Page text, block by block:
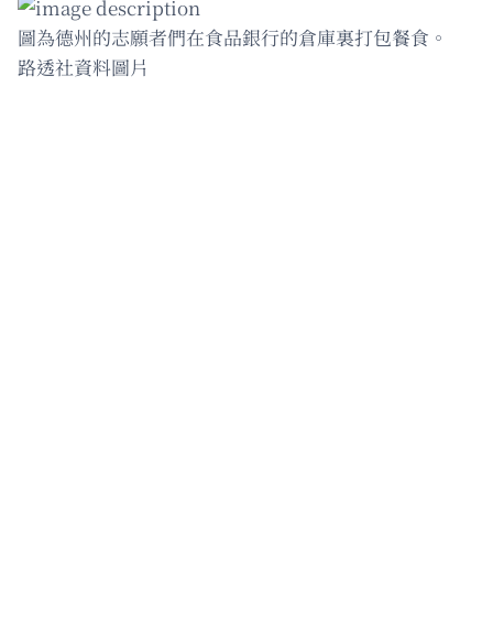
圖為德州的志願者們在食品銀行的倉庫裏打包餐食。
路透社資料圖片